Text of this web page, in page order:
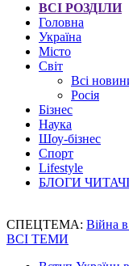
ВСІ РОЗДІЛИ
Головна
Україна
Місто
Світ
Всі
Росія
Бізнес
Наука
Шоу-бізнес
Спорт
Lifestyle
БЛОГИ
СПЕЦТЕМА: Війна в
ВСІ ТЕМИ